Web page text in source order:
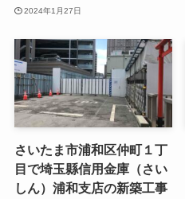
2024年1月27日
さいたま市浦和区仲町１丁
目で埼玉縣信用金庫（さい
しん）浦和支店の新築工事